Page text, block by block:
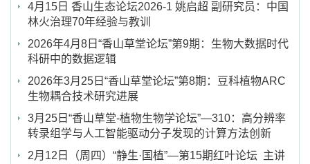
4月15日 香山生态论坛2026-1 姚启超 副研究员：中国
林火治理70年经验与教训
2026年4月8日“香山草堂论坛”第9期：生物大数据时代
科研中的数据逻辑
2026年3月25日“香山草堂论坛”第8期：豆科植物ARC
生物耦合技术研究进展
3月25日“香山草堂-植物生物学论坛”—310：高分辨率
转录组学与人工智能驱动分子发现的计算方法创新
2月12日（周四）“静生·国植”—第15期红叶论坛 主讲